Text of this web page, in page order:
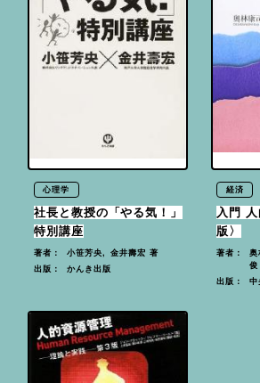
心理学
社長と教授の「やる気！」
特別講座
著者： 小笹芳央, 金井壽宏 著
出版： かんき出版
経済
入門
版〉
著者： 奥
俊
出版： 中